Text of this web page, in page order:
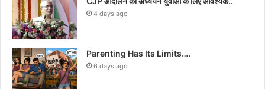
4 days ago
Parenting Has Its Limits….
6 days ago